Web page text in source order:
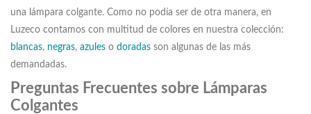
una lámpara colgante. Como no podía ser de otra manera, en
Luzeco contamos con multitud de colores en nuestra colección:
blancas, negras, azules o doradas son algunas de las más
demandadas.
Preguntas Frecuentes sobre Lámparas
Colgantes